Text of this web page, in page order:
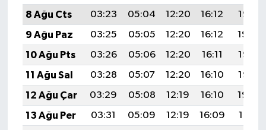
8 Ağu Cts
03:23 05:04 12:20 16:12
19:25
9 Ağu Paz
03:25 05:05 12:20 16:12
19:24
10 Ağu Pts
03:26 05:06 12:20 16:11
19:23
11 Ağu Sal
03:28 05:07 12:20 16:10
19:22
12 Ağu Çar
03:29 05:08 12:19 16:10
19:20
13 Ağu Per
03:31 05:09 12:19 16:09
19:19